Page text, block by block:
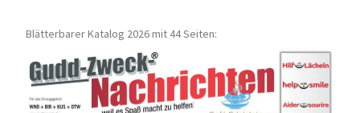
Blätterbarer Katalog 2026 mit 44 Seiten: